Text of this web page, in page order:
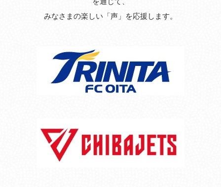
みなさまの楽しい「声」を応援します。